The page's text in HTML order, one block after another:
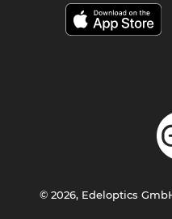
© 2026, Edeloptics